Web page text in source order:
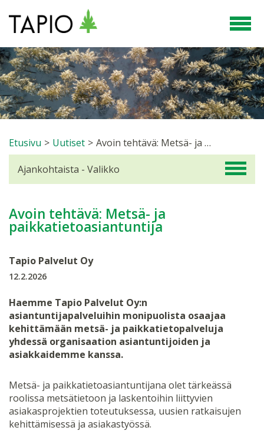
Etusivu > Uutiset > Avoin tehtävä: Metsä- ja paikkatietoasiantuntija
Avoin tehtävä: Metsä- ja
paikkatietoasiantuntija
Tapio Palvelut Oy
12.2.2026
Haemme Tapio Palvelut Oy:n
asiantuntijapalveluihin monipuolista osaajaa
kehittämään metsä- ja paikkatietopalveluja
yhdessä organisaation asiantuntijoiden ja
asiakkaidemme kanssa.
Metsä- ja paikkatietoasiantuntijana olet tärkeässä
roolissa metsätietoon ja laskentoihin liittyvien
asiakasprojektien toteutuksessa, uusien ratkaisujen
kehittämisessä ja asiakastyössä.
Ajankohtaista - Valikko